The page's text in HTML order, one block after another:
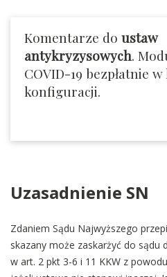
Komentarze do ustaw
antykryzysowych.
COVID-19 bezpłatnie w
konfiguracji.
Uzasadnienie SN
Zdaniem Sądu Najwyższego
skazany może zaskarżyć do sądu
w art. 2 pkt 3-6 i 11 KKW z